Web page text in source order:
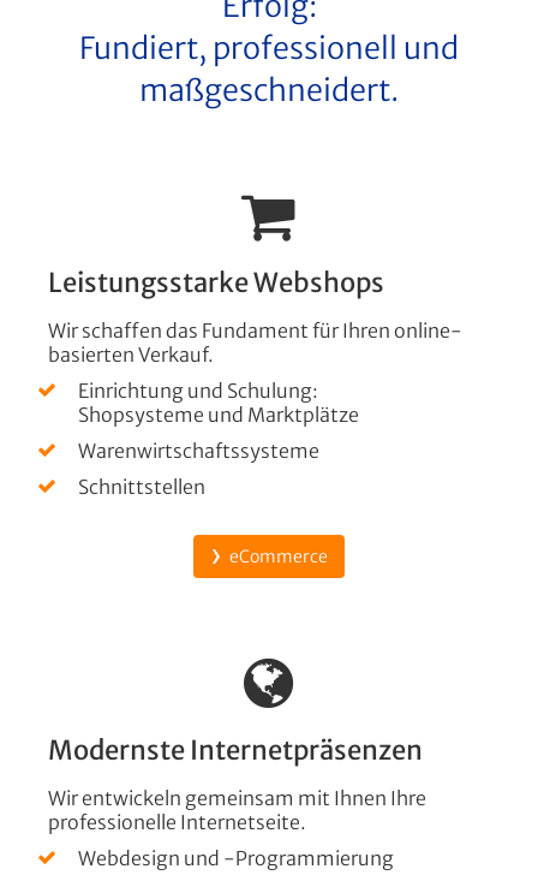
webEntwicklung
softwareSchmiede
Fundiert, professionell und
maßgeschneidert.
Leistungsstarke Webshops
Wir schaffen das Fundament für Ihren online-
basierten Verkauf.
Einrichtung und Schulung:
Shopsysteme und Marktplätze
Warenwirtschaftssysteme
Schnittstellen
eCommerce
Modernste Internetpräsenzen
Wir entwickeln gemeinsam mit Ihnen Ihre
professionelle Internetseite.
Webdesign und -Programmierung